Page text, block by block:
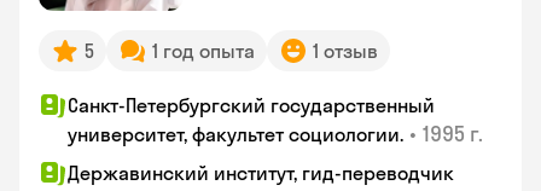
5 1 год опыта 1 отзыв
Санкт-Петербургский государственный
университет, факультет социологии. • 1995 г.
Державинский институт, гид-переводчик